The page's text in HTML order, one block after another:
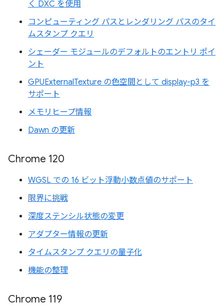
く DXC を使用
コンピューティング パスとレンダリング パスのタイ
ムスタンプ クエリ
シェーダー モジュールのデフォルトのエントリ ポイ
ント
GPUExternalTexture の色空間として display-p3 を
サポート
メモリヒープ情報
Dawn の更新
Chrome 120
WGSL での 16 ビット浮動小数点値のサポート
限界に挑戦
深度ステンシル状態の変更
アダプター情報の更新
タイムスタンプ クエリの量子化
機能の整理
Chrome 119